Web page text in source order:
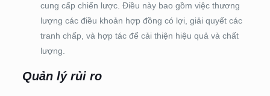
cung cấp chiến lược. Điều này bao gồm việc thương
lượng các điều khoản hợp đồng có lợi, giải quyết các
tranh chấp, và hợp tác để cải thiện hiệu quả và chất
lượng.
Quản lý rủi ro